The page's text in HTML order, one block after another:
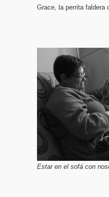
Grace, la perrita faldera
Estar en el sofá con